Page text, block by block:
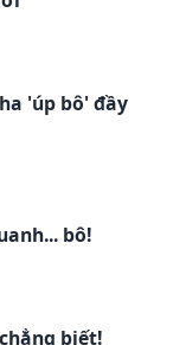
'úp bô' đầy
bô!
biết!